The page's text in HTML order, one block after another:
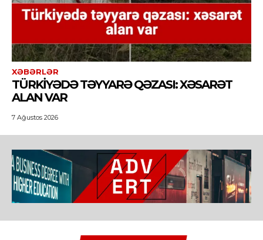
XƏBƏRLƏR
TÜRKIYƏDƏ TƏYYARƏ QƏZASI: XƏSARƏT
ALAN VAR
7 Ağustos 2026